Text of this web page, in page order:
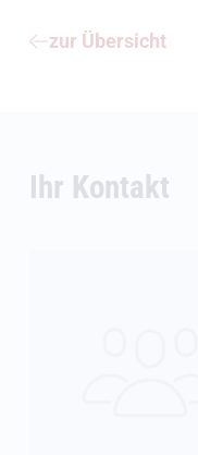
zur Übersicht
Ihr Kontakt